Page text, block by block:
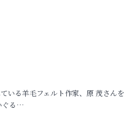
いる羊毛フェルト作家、原 茂さん
ぐる…